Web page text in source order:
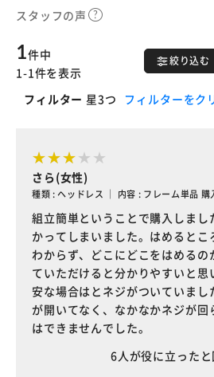
スタッフの声
絞り込む
1件中
1-1件を表示
フィルター 星3つ フィルターをク
さら(女性)
種類 : ヘッドレス ｜ 内容 : フレーム単品 購
組立簡単ということで購入しま
かってしまいました。はめるとこ
わからず、どこにどこをはめるの
ていただけると分かりやすいと思
安な場合はとネジがついていまし
が開いてなく、なかなかネジが回
はできませんでした。
6人が役に立った